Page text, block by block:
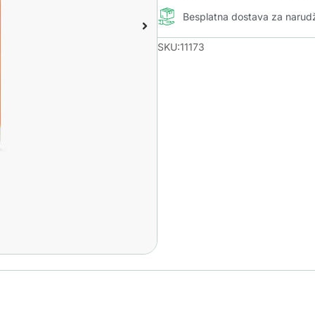
Besplatna dostava za
SKU:11173